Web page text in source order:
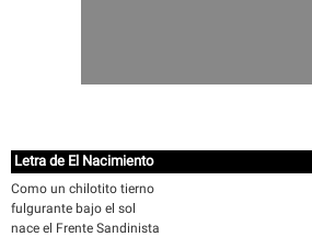
Letra de El Nacimiento
Como un chilotito tierno
fulgurante bajo el sol
nace el Frente Sandinista